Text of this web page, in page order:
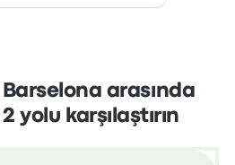
arasında
yolu karşılaştırın